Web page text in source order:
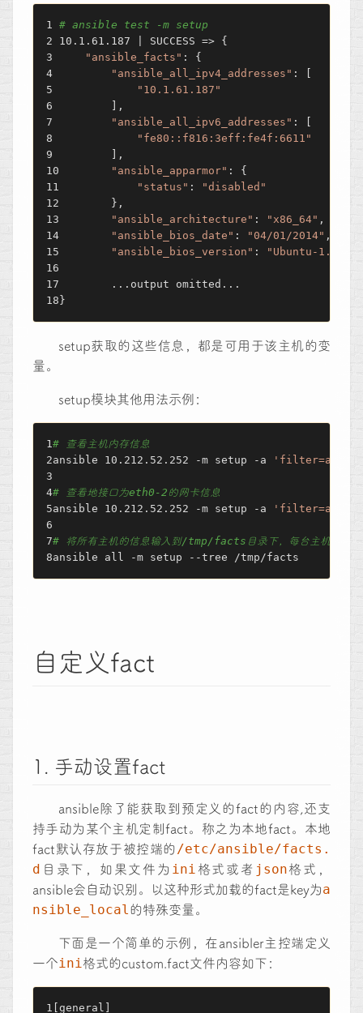
# ansible test -m setup
10.1.61.187 | SUCCESS => {
"ansible_facts" : {
"ansible_all_ipv4_addresses" : [
"10.1.61.187"
        ],
"ansible_all_ipv6_addresses" : [
"fe80::f816:3eff:fe4f:6611"
        ],
"ansible_apparmor" : {
"status" :
"disabled"
        },
"ansible_architecture" : "x86_64" ,
"ansible_bios_date" : "04/01/2014" ,
"ansible_bios_version" : "Ubuntu-1.8.2-
        ...output omitted...
}
setup获取的这些信息，都是可用于该主机的变
量。
setup模块其他用法示例：
# 查看主机内存信息
ansible 10.212.52.252 -m setup -a
# 查看地接口为eth0-2的网卡信息
ansible 10.212.52.252 -m setup -a
# 将所有主机的信息输入到/tmp/facts目录下，每台主机的
ansible all -m setup --tree /tmp/facts
自定义fact
1. 手动设置fact
ansible除了能获取到预定义的fact的内容,还支
持手动为某个主机定制fact。称之为本地fact。本地
fact默认存放于被控端的/etc/ansible/facts.
d 目录下，如果文件为 ini 格式或者 json格式，
ansible会自动识别。以这种形式加载的fact是key为a
nsible_local的特殊变量。
下面是一个简单的示例，在ansibler主控端定义
一个ini格式的custom.fact文件内容如下：
[general]